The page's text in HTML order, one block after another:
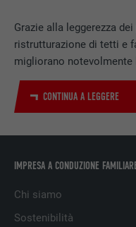
Grazie alla leggerezza
ristrutturazione di tetti e
migliorano notevolmente
CONTINUA A LEGGERE
IMPRESA A CONDUZIONE
Chi siamo
Sostenibilità
SCOPO
NOME bscookie
DECORSO 2 anni